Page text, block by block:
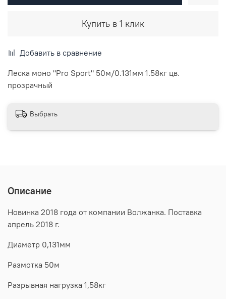
Купить в 1 клик
Добавить в сравнение
Леска моно "Pro Sport" 50м/0.131мм 1.58кг цв.
прозрачный
Выбрать
Описание
Новинка 2018 года от компании Волжанка. Поставка
апрель 2018 г.
Диаметр 0,131мм
Размотка 50м
Разрывная нагрузка 1,58кг